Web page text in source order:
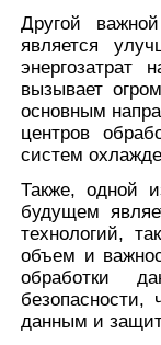
Другой
является
энергозатрат
вызывает
основным
центров
систем
Также, одной
будущем
технологий,
объем и
обработки
безопасности,
данным и